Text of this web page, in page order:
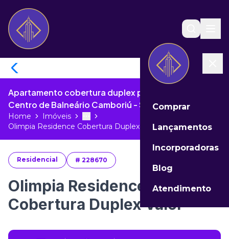
Comprar
Lançamentos
Incorporadoras
Blog
Atendimento
Apartamento cobertura duplex para venda no
Centro de Balneário Camboriú - SC
Home Imóveis More
Toggle menu
Olimpia Residence Cobertura Duplex ...
Residencial # 228670
Olimpia Residence
Cobertura Duplex Valor